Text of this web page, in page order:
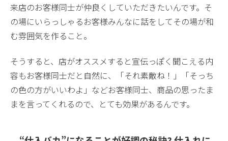
来店のお客様同士が仲良くしていただきたいんです。そ
の場にいらっしゃるお客様みんなに話をしてその場が和
む雰囲気を作ること。
そうすると、店がオススメすると宣伝っぽく聞こえる内
容もお客様同士だと自然に、「それ素敵ね！」「そっち
の色の方がいいわよ」などお客様同士、商品の思ったま
まを言ってくれるので、とても効果があるんです。